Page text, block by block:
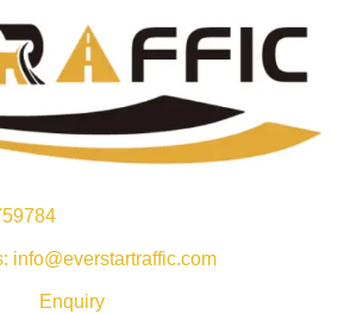
info@everstartraffic.com
Enquiry